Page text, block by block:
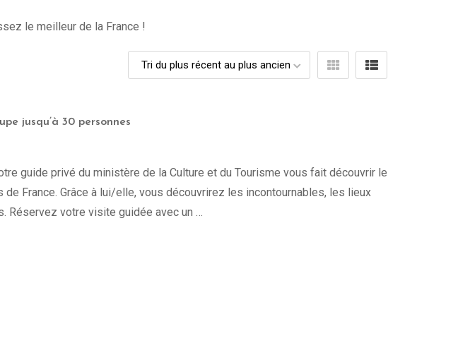
le meilleur de la France !
jusqu’à 30 personnes
guide privé du ministère de la Culture et du Tourisme vous fait découvrir le
France. Grâce à lui/elle, vous découvrirez les incontournables, les lieux
Réservez votre visite guidée avec un …